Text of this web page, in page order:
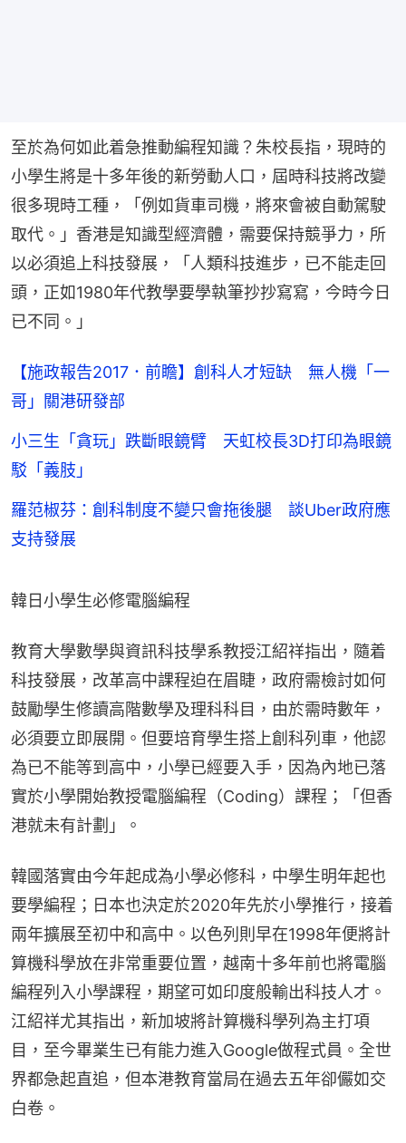
至於為何如此着急推動編程知識？朱校長指，現時的
小學生將是十多年後的新勞動人口，屆時科技將改變
很多現時工種，「例如貨車司機，將來會被自動駕駛
取代。」香港是知識型經濟體，需要保持競爭力，所
以必須追上科技發展，「人類科技進步，已不能走回
頭，正如1980年代教學要學執筆抄抄寫寫，今時今日
已不同。」
【施政報告2017．前瞻】創科人才短缺 無人機「一
哥」關港研發部
小三生「貪玩」跌斷眼鏡臂 天虹校長3D打印為眼鏡
駁「義肢」
羅范椒芬：創科制度不變只會拖後腿 談Uber政府應
支持發展
韓日小學生必修電腦編程
教育大學數學與資訊科技學系教授江紹祥指出，隨着
科技發展，改革高中課程迫在眉睫，政府需檢討如何
鼓勵學生修讀高階數學及理科科目，由於需時數年，
必須要立即展開。但要培育學生搭上創科列車，他認
為已不能等到高中，小學已經要入手，因為內地已落
實於小學開始教授電腦編程（Coding）課程；「但香
港就未有計劃」。
韓國落實由今年起成為小學必修科，中學生明年起也
要學編程；日本也決定於2020年先於小學推行，接着
兩年擴展至初中和高中。以色列則早在1998年便將計
算機科學放在非常重要位置，越南十多年前也將電腦
編程列入小學課程，期望可如印度般輸出科技人才。
江紹祥尤其指出，新加坡將計算機科學列為主打項
目，至今畢業生已有能力進入Google做程式員。全世
界都急起直追，但本港教育當局在過去五年卻儼如交
白卷。